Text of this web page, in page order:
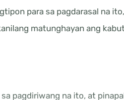
para sa pagdarasal na
matunghayan ang
pagdiriwang na ito, at